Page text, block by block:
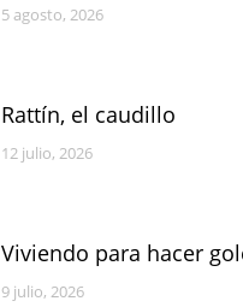
5 agosto, 2026
Rattín, el caudillo
12 julio, 2026
Viviendo para hacer
9 julio, 2026